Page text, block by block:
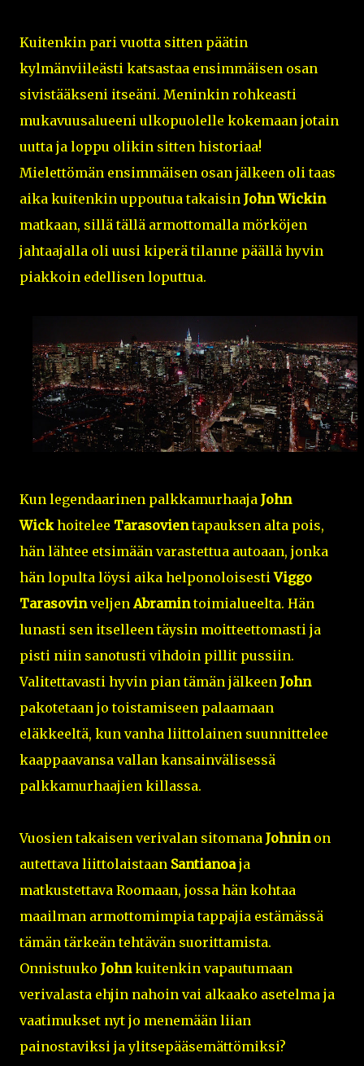
Kuitenkin pari vuotta sitten päätin
kylmänviileästi katsastaa ensimmäisen osan
sivistääkseni itseäni. Meninkin rohkeasti
mukavuusalueeni ulkopuolelle kokemaan jotain
uutta ja loppu olikin sitten historiaa!
Mielettömän ensimmäisen osan jälkeen oli taas
aika kuitenkin uppoutua takaisin John Wickin
matkaan, sillä tällä armottomalla mörköjen
jahtaajalla oli uusi kiperä tilanne päällä hyvin
piakkoin edellisen loputtua.
Kun legendaarinen palkkamurhaaja John
Wickhoitelee Tarasovientapauksen alta pois,
hän lähtee etsimään varastettua autoaan, jonka
hän lopulta löysi aika helponoloisestiViggo
TarasovinveljenAbramintoimialueelta. Hän
lunasti sen itselleen täysin moitteettomasti ja
pisti niin sanotusti vihdoin pillit pussiin.
Valitettavasti hyvin pian tämän jälkeen John
pakotetaan jo toistamiseen palaamaan
eläkkeeltä, kun vanha liittolainen suunnittelee
kaappaavansa vallan kansainvälisessä
palkkamurhaajien killassa.
Vuosien takaisen verivalan sitomana Johninon
autettava liittolaistaan Santianoaja
matkustettava Roomaan, jossa hän kohtaa
maailman armottomimpia tappajia estämässä
tämän tärkeän tehtävän suorittamista.
Onnistuuko Johnkuitenkin vapautumaan
verivalasta ehjin nahoin vai alkaako asetelma ja
vaatimukset nyt jo menemään liian
painostaviksi ja ylitsepääsemättömiksi?